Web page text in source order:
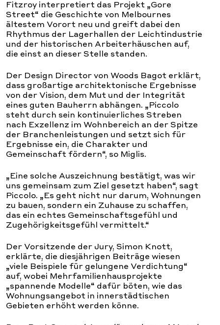
Fitzroy interpretiert das Projekt „Gore
Street“ die Geschichte von Melbournes
ältestem Vorort neu und greift dabei den
Rhythmus der Lagerhallen der Leichtindustrie
und der historischen Arbeiterhäuschen auf,
die einst an dieser Stelle standen.
Der Design Director von Woods Bagot erklärt,
dass großartige architektonische Ergebnisse
von der Vision, dem Mut und der Integrität
eines guten Bauherrn abhängen. „Piccolo
steht durch sein kontinuierliches Streben
nach Exzellenz im Wohnbereich an der Spitze
der Branchenleistungen und setzt sich für
Ergebnisse ein, die Charakter und
Gemeinschaft fördern“, so Miglis.
„Eine solche Auszeichnung bestätigt, was wir
uns gemeinsam zum Ziel gesetzt haben“, sagt
Piccolo. „Es geht nicht nur darum, Wohnungen
zu bauen, sondern ein Zuhause zu schaffen,
das ein echtes Gemeinschaftsgefühl und
Zugehörigkeitsgefühl vermittelt.“
Der Vorsitzende der Jury, Simon Knott,
erklärte, die diesjährigen Beiträge wiesen
„viele Beispiele für gelungene Verdichtung“
auf, wobei Mehrfamilienhausprojekte
„spannende Modelle“ dafür böten, wie das
Wohnungsangebot in innerstädtischen
Gebieten erhöht werden könne.